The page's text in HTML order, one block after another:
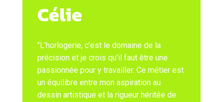
Célie
"L’horlogerie, c’est le domaine de la
précision et je crois qu’il faut être une
passionnée pour y travailler. Ce métier est
un équilibre entre mon aspiration au
dessin artistique et la rigueur héritée de
ACCEPTER TOUS LES COOKIES
ESSENTIELS UNIQUEMENT